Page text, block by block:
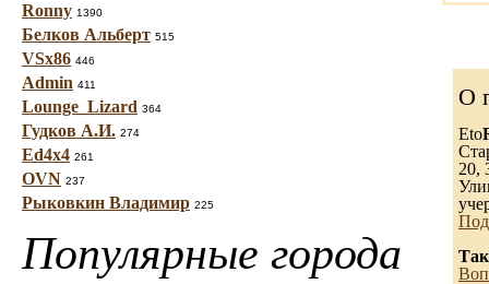
Ronny 1390
Белков Альберт 515
VSx86 446
Admin 411
Lounge_Lizard 364
Гудков А.И. 274
Ed4x4 261
OVN 237
Рыковкин Владимир 225
Популярные города
О
Eto
20,